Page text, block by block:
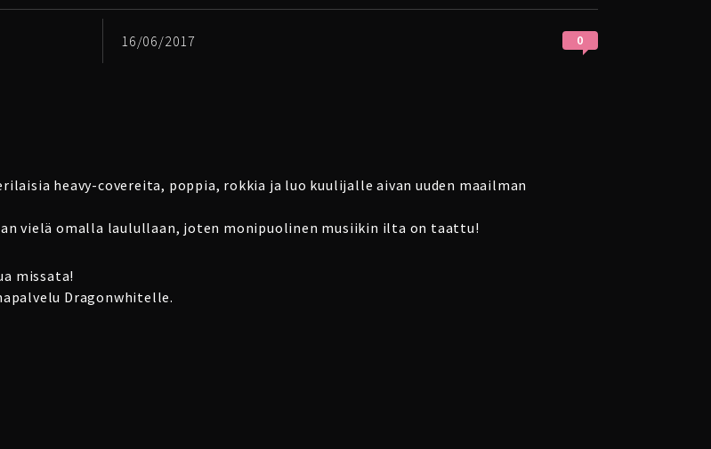
16/06/2017 0
heavy-covereita, poppia, rokkia ja luo kuulijalle aivan uuden maailman
vielä omalla laulullaan, joten monipuolinen musiikin ilta on taattu!
missata!
Dragonwhitelle.